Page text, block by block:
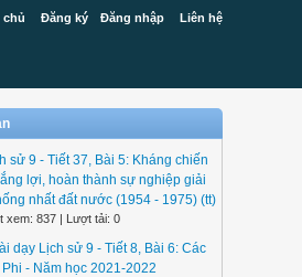
chủ Đăng ký Đăng nhập Liên hệ
sử 9 - Tiết 37, Bài 5: Kháng chiến
lợi, hoàn thành sự nghiệp giải
nhất đất nước (1954 - 1975) (tt)
xem: 837 | Lượt tải: 0
dạy Lịch sử 9 - Tiết 8, Bài 6: Các
- Năm học 2021-2022